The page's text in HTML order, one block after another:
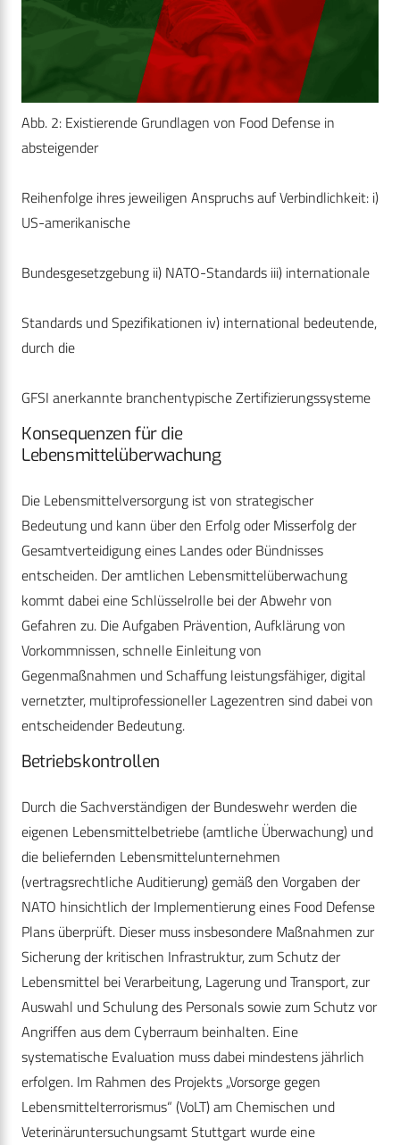
Abb. 2: Existierende Grundlagen von Food Defense in
absteigender
Reihenfolge ihres jeweiligen Anspruchs auf Verbindlichkeit: i)
US-amerikanische
Bundesgesetzgebung ii) NATO-Standards iii) internationale
Standards und Spezifikationen iv) international bedeutende,
durch die
GFSI anerkannte branchentypische Zertifizierungssysteme
Konsequenzen für die
Lebensmittelüberwachung
Die Lebensmittelversorgung ist von strategischer
Bedeutung und kann über den Erfolg oder Misserfolg der
Gesamtverteidigung eines Landes oder Bündnisses
entscheiden. Der amtlichen Lebensmittelüberwachung
kommt dabei eine Schlüsselrolle bei der Abwehr von
Gefahren zu. Die Aufgaben Prävention, Aufklärung von
Vorkommnissen, schnelle Einleitung von
Gegenmaßnahmen und Schaffung leistungsfähiger, digital
vernetzter, multiprofessioneller Lagezentren sind dabei von
entscheidender Bedeutung.
Betriebskontrollen
Durch die Sachverständigen der Bundeswehr werden die
eigenen Lebensmittelbetriebe (amtliche Überwachung) und
die beliefernden Lebensmittelunternehmen
(vertragsrechtliche Auditierung) gemäß den Vorgaben der
NATO hinsichtlich der Implementierung eines Food Defense
Plans überprüft. Dieser muss insbesondere Maßnahmen zur
Sicherung der kritischen Infrastruktur, zum Schutz der
Lebensmittel bei Verarbeitung, Lagerung und Transport, zur
Auswahl und Schulung des Personals sowie zum Schutz vor
Angriffen aus dem Cyberraum beinhalten. Eine
systematische Evaluation muss dabei mindestens jährlich
erfolgen. Im Rahmen des Projekts „Vorsorge gegen
Lebensmittelterrorismus“ (VoLT) am Chemischen und
Veterinäruntersuchungsamt Stuttgart wurde eine